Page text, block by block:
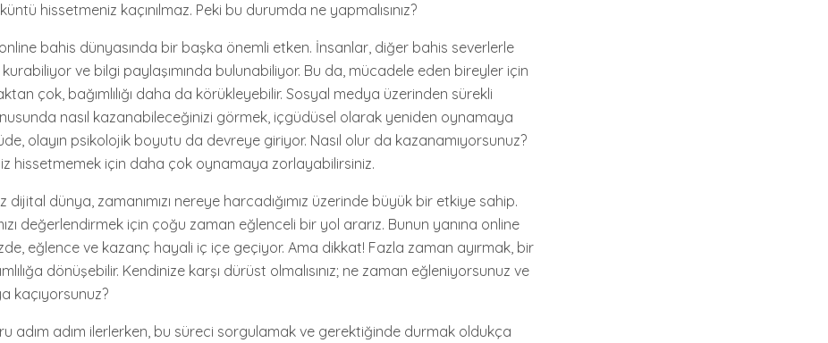
hissetmeniz kaçınılmaz. Peki bu durumda ne yapmalısınız?
bahis dünyasında bir başka önemli etken. İnsanlar, diğer bahis severlerle
ve bilgi paylaşımında bulunabiliyor. Bu da, mücadele eden bireyler için
çok, bağımlılığı daha da körükleyebilir. Sosyal medya üzerinden sürekli
nasıl kazanabileceğinizi görmek, içgüdüsel olarak yeniden oynamaya
olayın psikolojik boyutu da devreye giriyor. Nasıl olur da kazanamıyorsunuz?
hissetmemek için daha çok oynamaya zorlayabilirsiniz.
dijital dünya, zamanımızı nereye harcadığımız üzerinde büyük bir etkiye sahip.
değerlendirmek için çoğu zaman eğlenceli bir yol ararız. Bunun yanına online
eğlence ve kazanç hayali iç içe geçiyor. Ama dikkat! Fazla zaman ayırmak, bir
dönüşebilir. Kendinize karşı dürüst olmalısınız; ne zaman eğleniyorsunuz ve
kaçıyorsunuz?
adım adım ilerlerken, bu süreci sorgulamak ve gerektiğinde durmak oldukça